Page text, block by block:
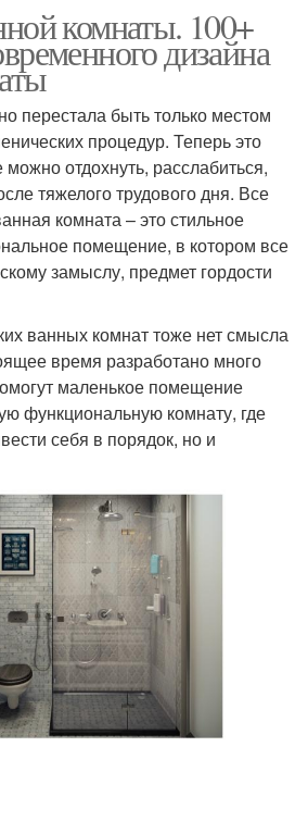
комнаты. 100+
дизайна
перестала быть только местом
процедур. Теперь это
отдохнуть, расслабиться,
тяжелого трудового дня. Все
комната – это стильное
помещение, в котором все
замыслу, предмет гордости
ванных комнат тоже нет смысла
время разработано много
маленькое помещение
функциональную комнату, где
себя в порядок, но и